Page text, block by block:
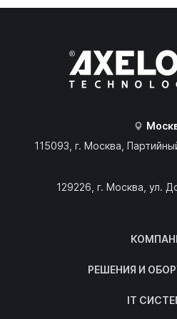
115093, г. Москва,
129226, г. Москва, ул.
РЕШЕНИЯ И
IT